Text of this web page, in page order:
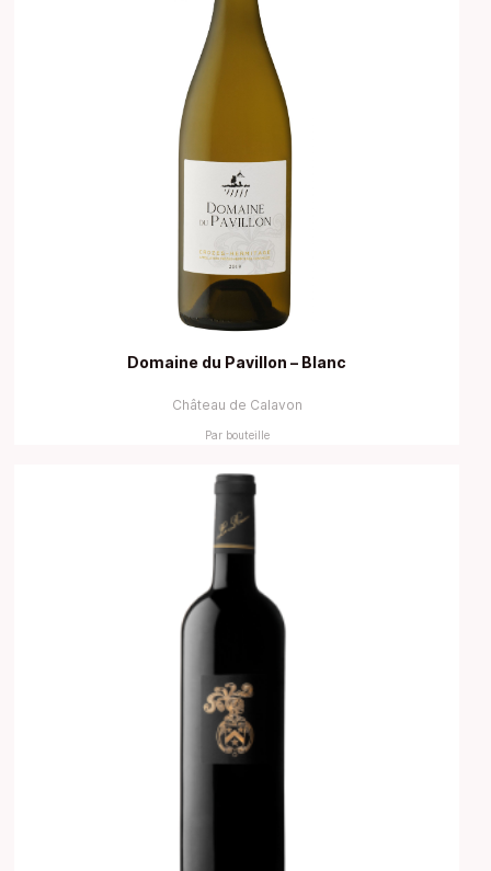
Domaine du Pavillon – Blanc
Château de Calavon
Par bouteille